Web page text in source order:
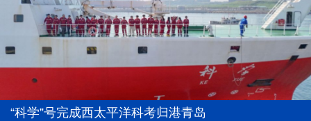
“科学”号完成西太平洋科考归港青岛